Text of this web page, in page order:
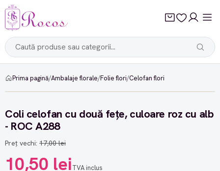
Prima pagină/Ambalaje florale/Folie flori/Celofan flori
-38%
Coli celofan cu două fețe, culoare roz cu alb
- ROC A288
Preț vechi: 17,00 lei
10,50 leiTVA inclus